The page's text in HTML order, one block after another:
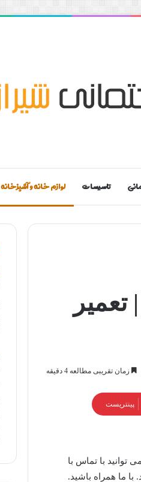
تاسیسات لوازم خانه و آشپزخانه
زمان تقریبی مطالعه 4 دقیقه
پینتریست
توانید با تماس با
ما همراه باشید.